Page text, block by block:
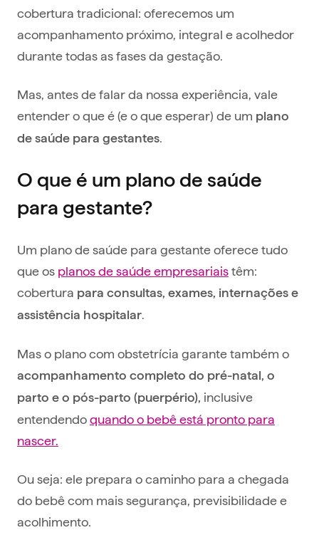
cobertura tradicional: oferecemos um
acompanhamento próximo, integral e acolhedor
durante todas as fases da gestação.
Mas, antes de falar da nossa experiência, vale
entender o que é (e o que esperar) de um plano
de saúde para gestantes.
O que é um plano de saúde
para gestante?
Um plano de saúde para gestante oferece tudo
que os planos de saúde empresariaistêm:
cobertura para consultas, exames, internações e
assistência hospitalar.
Mas o plano com obstetrícia garante também o
acompanhamento completo do pré-natal, o
parto e o pós-parto (puerpério), inclusive
entendendoquando o bebê está pronto para
nascer.
Ou seja: ele prepara o caminho para a chegada
do bebê com mais segurança, previsibilidade e
acolhimento.